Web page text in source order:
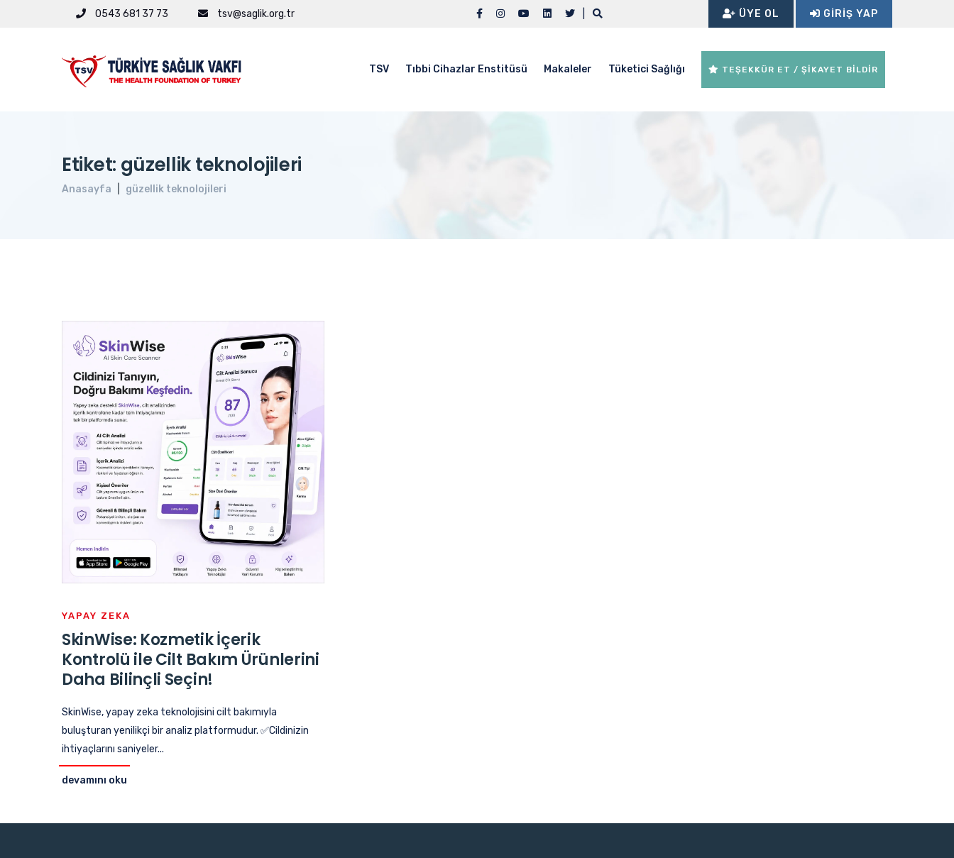
0543 681 37 73 tsv@saglik.org.tr ÜYE OL GIRIŞ YAP
TSV Tıbbi Cihazlar Enstitüsü Makaleler Tüketici Sağlığı TEŞEKKÜR ET / ŞİKAYET BİLDİR
Etiket: güzellik teknolojileri
Anasayfa güzellik teknolojileri
YAPAY ZEKA
SkinWise: Kozmetik İçerik
Kontrolü ile Cilt Bakım Ürünlerini
Daha Bilinçli Seçin!
SkinWise, yapay zeka teknolojisini cilt bakımıyla
buluşturan yenilikçi bir analiz platformudur. ✅Cildinizin
ihtiyaçlarını saniyeler...
devamını oku